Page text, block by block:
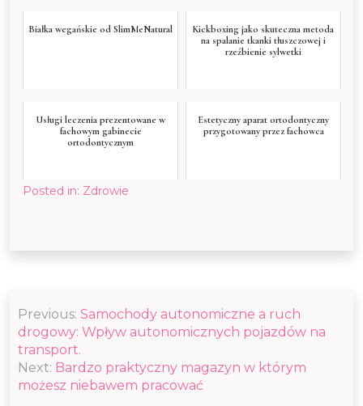
Białka wegańskie od SlimMeNatural
Kickboxing jako skuteczna metoda
na spalanie tkanki tłuszczowej i
rzeźbienie sylwetki
Usługi leczenia prezentowane w
fachowym gabinecie
ortodontycznym
Estetyczny aparat ortodontyczny
przygotowany przez fachowca
Posted in: Zdrowie
Nawigacja
wpisu
Previous: Samochody autonomiczne a ruch
drogowy: Wpływ autonomicznych pojazdów na
transport.
Next: Bardzo praktyczny magazyn w którym
możesz niebawem pracować